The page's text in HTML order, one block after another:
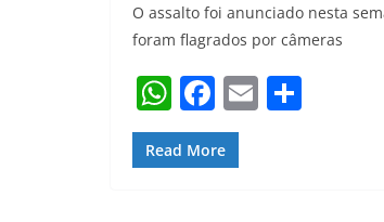
O assalto foi anunciado nesta
foram flagrados por câmeras
W
h
at
F
a
c
E
m
Read More